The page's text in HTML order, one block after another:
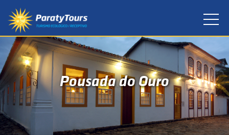
Pousada do Ouro